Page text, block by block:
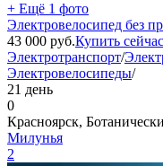
+ Ещё 1 фото
Электровелосипед без
43 000 руб.Купить
Электротранспорт/
Электровелосипеды/
21 день
0
Красноярск,
Милунья
2